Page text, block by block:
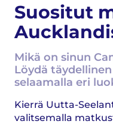
Suositut
Mikä on sinun
Löydä
selaamalla eri
Kierrä Uutta-
valitsemalla